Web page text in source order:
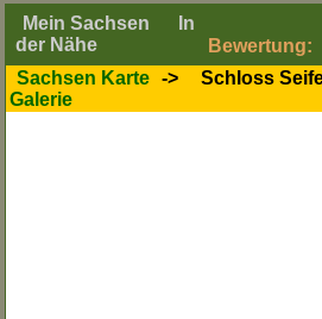
Bewertung:
Mein Sachsen
In
der Nähe
Sachsen Karte -> Schloss
Galerie